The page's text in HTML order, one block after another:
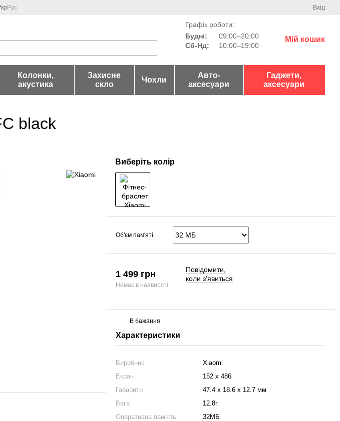
Рус Вхід
Графік роботи:
Будні:
09:00–20:00
Сб-Нд:
10:00–19:00
Мій кошик
Колонки,
акустика
Захисне
скло
Чохли
Авто-
аксесуари
Гаджети,
аксесуари
black
Виберіть колір
Об'єм пам'яті
1 499 грн
Немає в наявності
Повідомити,
коли з'явиться
В бажання
Характеристики
Виробник
Xiaomi
Екран
152 х 486
Габарити
47.4 х 18.6 х 12.7 мм
Вага
12.8г
Оперативна пам'ять
32МБ